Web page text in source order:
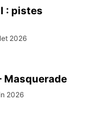
: pistes
2026
Masquerade
2026